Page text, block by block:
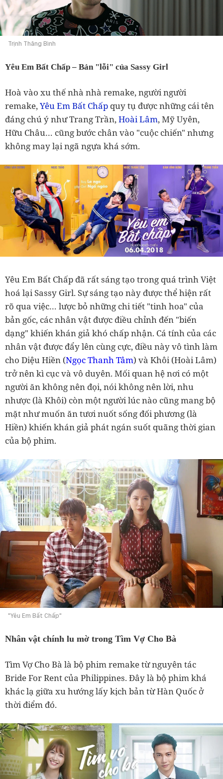
Trịnh Thăng Bình
Yêu Em Bất Chấp – Bản "lỗi" của Sassy Girl
Hoà vào xu thế nhà nhà remake, người người
remake,Yêu Em Bất Chấp quy tụ được những cái tên
đáng chú ý như Trang Trần,Hoài Lâm, Mỹ Uyên,
Hữu Châu… cũng bước chân vào "cuộc chiến" nhưng
không may lại ngã ngựa khá sớm.
Yêu Em Bất Chấp đã rất sáng tạo trong quá trình Việt
hoá lại Sassy Girl. Sự sáng tạo này được thể hiện rất
rõ qua việc… lược bỏ những chi tiết "tinh hoa" của
bản gốc, các nhân vật được điều chỉnh đến "biến
dạng" khiến khán giả khó chấp nhận. Cá tính của các
nhân vật được đẩy lên cùng cực, điều này vô tình làm
cho Diệu Hiền (Ngọc Thanh Tâm) và Khôi (Hoài Lâm)
trở nên kì cục và vô duyên. Mối quan hệ nơi có một
người ăn không nên đọi, nói không nên lời, nhu
nhược (là Khôi) còn một người lúc nào cũng mang bộ
mặt như muốn ăn tươi nuốt sống đối phương (là
Hiền) khiến khán giả phát ngán suốt quãng thời gian
của bộ phim.
"Yêu Em Bất Chấp"
Nhân vật chính lu mờ trong Tìm Vợ Cho Bà
Tìm Vợ Cho Bà là bộ phim remake từ nguyên tác
Bride For Rent của Philippines. Đây là bộ phim khá
khác lạ giữa xu hướng lấy kịch bản từ Hàn Quốc ở
thời điểm đó.